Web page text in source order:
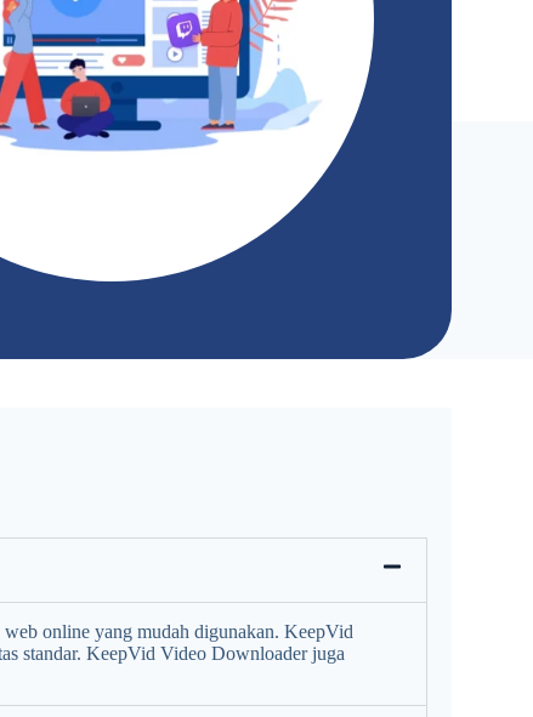
online yang mudah digunakan. KeepVid
standar. KeepVid Video Downloader juga